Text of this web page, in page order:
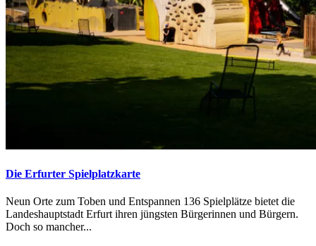
Die Erfurter Spielplatzkarte
Neun Orte zum Toben und Entspannen 136 Spielplätze bietet die
Landeshauptstadt Erfurt ihren jüngsten Bürgerinnen und Bürgern.
Doch so mancher...